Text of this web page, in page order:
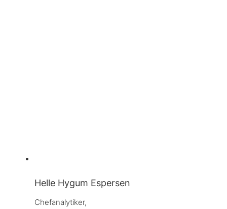
Helle Hygum Espersen
Chefanalytiker,